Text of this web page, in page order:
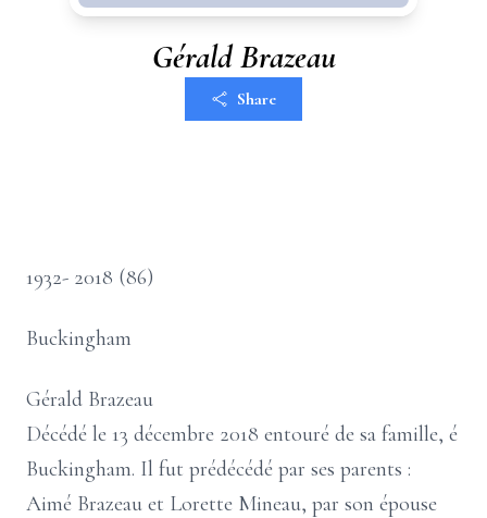
Gérald Brazeau
Share
1932- 2018 (86)
Buckingham
Gérald Brazeau
Décédé le 13 décembre 2018 entouré de sa famille, é
Buckingham. Il fut prédécédé par ses parents :
Aimé Brazeau et Lorette Mineau, par son épouse